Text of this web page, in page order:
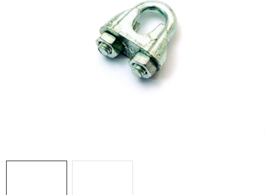
TŘMENY A ZÁVĚSNÁ OKA